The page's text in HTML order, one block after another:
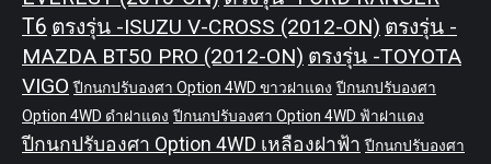
T6 ตรงรุ่น -ISUZU V-CROSS (2012-ON) ตรงรุ่น -
MAZDA BT50 PRO (2012-ON) ตรงรุ่น -TOYOTA
VIGO ปีกนกปรับองศา Option 4WD ขาวฝาแดง ปีกนกปรับองศา
Option 4WD ดำฝาแดง ปีกนกปรับองศา Option 4WD ฟ้าฝาแดง
ปีกนกปรับองศา Option 4WD เหลืองฝาฟ้า ปีกนกปรับองศา